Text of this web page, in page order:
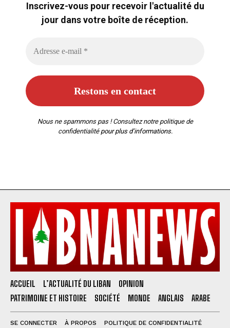
Inscrivez-vous pour recevoir l'actualité du
jour dans votre boîte de réception.
Nous ne spammons pas ! Consultez notre politique de
confidentialitépour plus d’informations.
ACCUEIL L’ACTUALITÉ DU LIBAN
OPINION
PATRIMOINE ET HISTOIRE
SOCIÉTÉ MONDE ANGLAIS ARABE
SE CONNECTER À PROPOS
POLITIQUE DE CONFIDENTIALITÉ